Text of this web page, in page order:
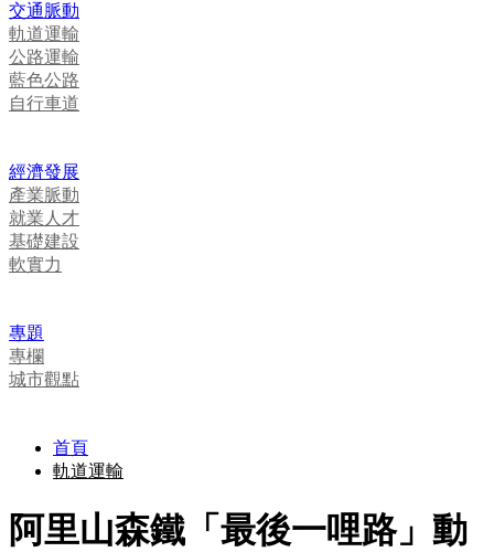
交通脈動
軌道運輸
公路運輸
藍色公路
自行車道
經濟發展
產業脈動
就業人才
基礎建設
軟實力
專題
專欄
城市觀點
首頁
軌道運輸
阿里山森鐵「最後一哩路」動